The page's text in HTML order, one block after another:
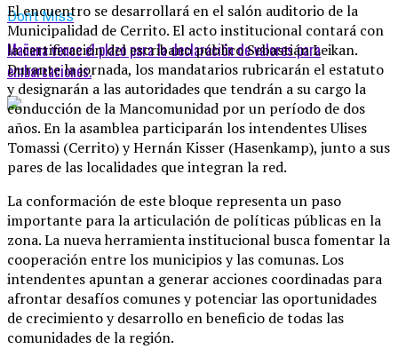
Don't Miss
Mañana vence el plazo para la declaración de valores para
embarcaciones.
El encuentro se desarrollará en el salón auditorio de la
Municipalidad de Cerrito. El acto institucional contará con
la certificación del escribano público Sebastián Leikan.
Durante la jornada, los mandatarios rubricarán el estatuto
y designarán a las autoridades que tendrán a su cargo la
conducción de la Mancomunidad por un período de dos
años. En la asamblea participarán los intendentes Ulises
Tomassi (Cerrito) y Hernán Kisser (Hasenkamp), junto a sus
pares de las localidades que integran la red.
La conformación de este bloque representa un paso
importante para la articulación de políticas públicas en la
zona. La nueva herramienta institucional busca fomentar la
cooperación entre los municipios y las comunas. Los
intendentes apuntan a generar acciones coordinadas para
afrontar desafíos comunes y potenciar las oportunidades
de crecimiento y desarrollo en beneficio de todas las
comunidades de la región.